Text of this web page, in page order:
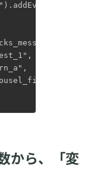
banner"
から、「変